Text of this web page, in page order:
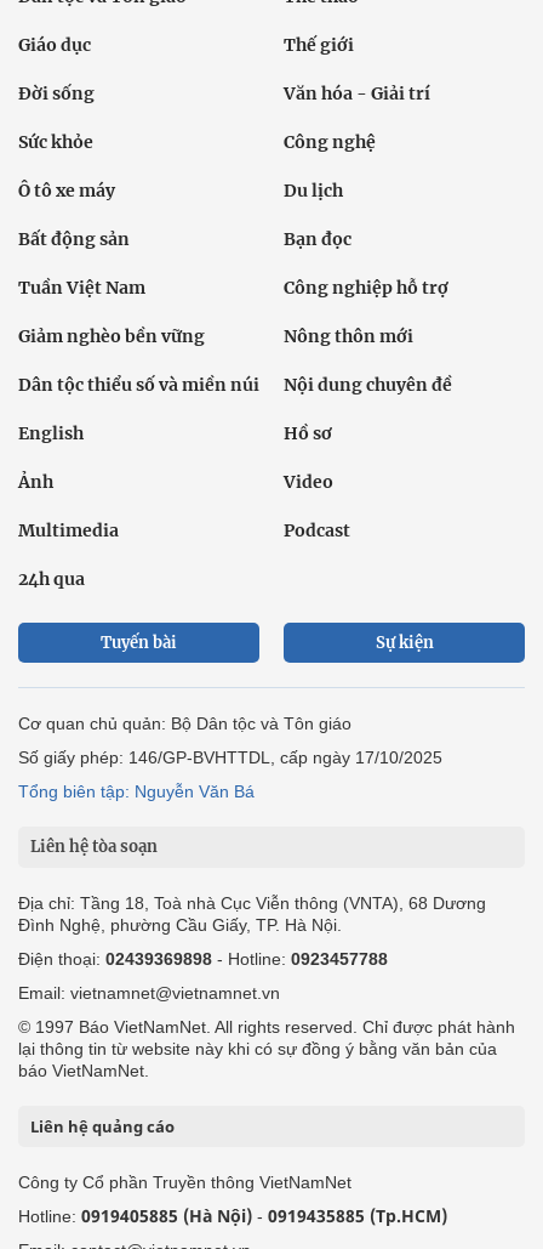
Giáo dục Thế giới
Đời sống Văn hóa - Giải trí
Sức khỏe Công nghệ
Ô tô xe máy Du lịch
Bất động sản Bạn đọc
Tuần Việt Nam Công nghiệp hỗ trợ
Giảm nghèo bền vững Nông thôn mới
Dân tộc thiểu số và miền núi Nội dung chuyên đề
English Hồ sơ
Ảnh Video
Multimedia Podcast
24h qua
Tuyến bài Sự kiện
Cơ quan chủ quản: Bộ Dân tộc và Tôn giáo
Số giấy phép: 146/GP-BVHTTDL, cấp ngày 17/10/2025
Tổng biên tập: Nguyễn Văn Bá
Liên hệ tòa soạn
Địa chỉ: Tầng 18, Toà nhà Cục Viễn thông (VNTA), 68 Dương
Đình Nghệ, phường Cầu Giấy, TP. Hà Nội.
Điện thoại: 02439369898 - Hotline: 0923457788
Email: vietnamnet@vietnamnet.vn
© 1997 Báo VietNamNet. All rights reserved. Chỉ được phát hành
lại thông tin từ website này khi có sự đồng ý bằng văn bản của
báo VietNamNet.
Liên hệ quảng cáo
Công ty Cổ phần Truyền thông VietNamNet
Hotline: 0919405885 (Hà Nội) - 0919435885 (Tp.HCM)